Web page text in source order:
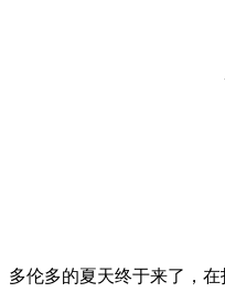
多伦多的夏天终于来了，